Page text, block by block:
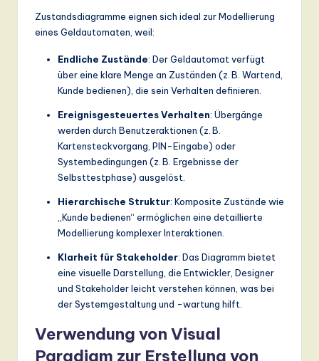
Zustandsdiagramme eignen sich ideal zur Modellierung
eines Geldautomaten, weil:
Endliche Zustände: Der Geldautomat verfügt
über eine klare Menge an Zuständen (z. B. Wartend,
Kunde bedienen), die sein Verhalten definieren.
Ereignisgesteuertes Verhalten: Übergänge
werden durch Benutzeraktionen (z. B.
Kartensteckvorgang, PIN-Eingabe) oder
Systembedingungen (z. B. Ergebnisse der
Selbsttestphase) ausgelöst.
Hierarchische Struktur: Komposite Zustände wie
„Kunde bedienen“ ermöglichen eine detaillierte
Modellierung komplexer Interaktionen.
Klarheit für Stakeholder: Das Diagramm bietet
eine visuelle Darstellung, die Entwickler, Designer
und Stakeholder leicht verstehen können, was bei
der Systemgestaltung und -wartung hilft.
Verwendung von Visual
Paradigm zur Erstellung von